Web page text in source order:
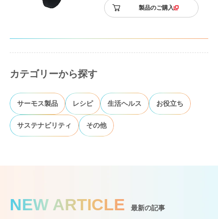
製品のご購入
カテゴリーから探す
サーモス製品 レシピ 生活ヘルス お役立ち
サステナビリティ その他
NEW ARTICLE 最新の記事